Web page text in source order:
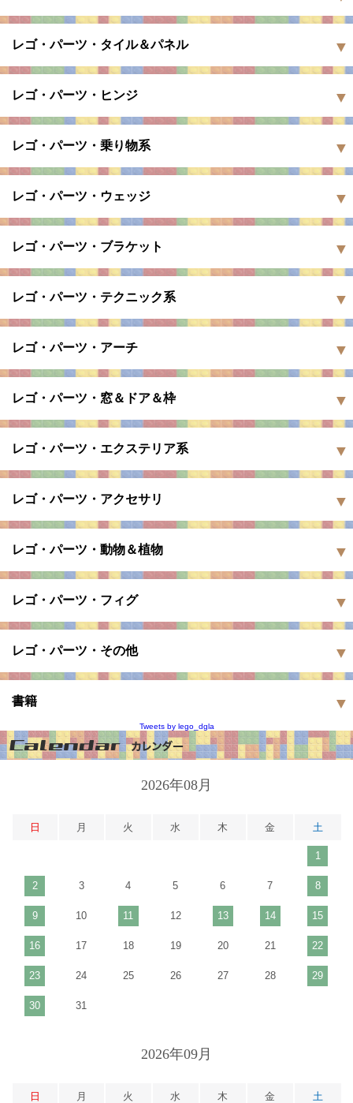
レゴ・パーツ・タイル＆パネル
レゴ・パーツ・ヒンジ
レゴ・パーツ・乗り物系
レゴ・パーツ・ウェッジ
レゴ・パーツ・ブラケット
レゴ・パーツ・テクニック系
レゴ・パーツ・アーチ
レゴ・パーツ・窓＆ドア＆枠
レゴ・パーツ・エクステリア系
レゴ・パーツ・アクセサリ
レゴ・パーツ・動物＆植物
レゴ・パーツ・フィグ
レゴ・パーツ・その他
書籍
Tweets by lego_dgla
2026年08月
日 月 火 水 木 金 土
1
2 3 4 5 6 7 8
9 10 11 12 13 14 15
16 17 18 19 20 21 22
23 24 25 26 27 28 29
30 31
2026年09月
日 月 火 水 木 金 土